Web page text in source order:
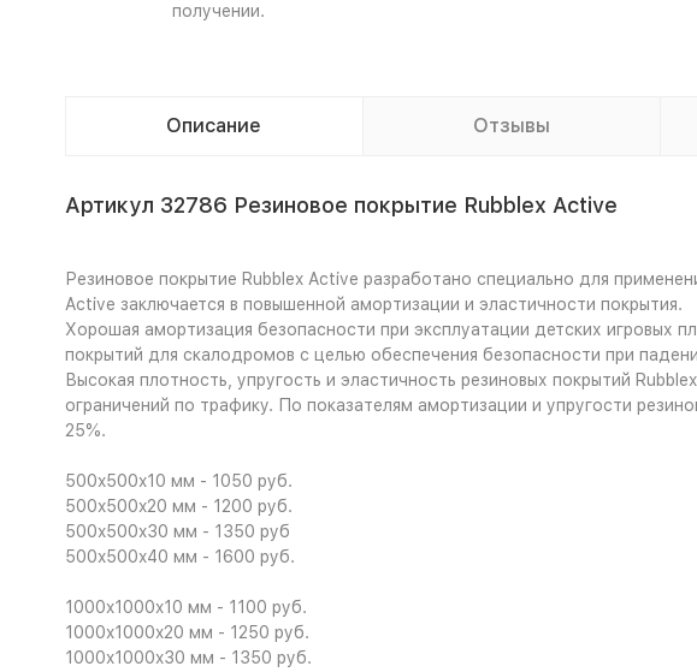
получении.
Описание Отзывы
Артикул 32786 Резиновое покрытие Rubblex Active
Резиновое покрытие Rubblex Active разработано специально для
Active заключается в повышенной амортизации и эластичности покрытия.
Хорошая амортизация безопасности при эксплуатации детских игровых
покрытий для скалодромов с целью обеспечения безопасности при
Высокая плотность, упругость и эластичность резиновых покрытий
ограничений по трафику. По показателям амортизации и упругости
25%.
500x500x10 мм - 1050 руб.
500x500x20 мм - 1200 руб.
500x500x30 мм - 1350 руб
500x500x40 мм - 1600 руб.
1000x1000x10 мм - 1100 руб.
1000x1000x20 мм - 1250 руб.
1000x1000x30 мм - 1350 руб.